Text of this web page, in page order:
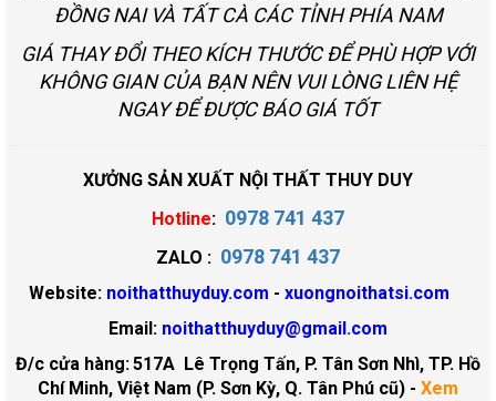
ĐỒNG NAI VÀ TẤT CÀ CÁC TỈNH PHÍA NAM
GIÁ THAY ĐỔI THEO KÍCH THƯỚC ĐỂ PHÙ HỢP VỚI
KHÔNG GIAN CỦA BẠN NÊN VUI LÒNG LIÊN HỆ
NGAY ĐỂ ĐƯỢC BÁO GIÁ TỐT
XƯỞNG SẢN XUẤT NỘI THẤT THUY DUY
Hotline: 0978 741 437
ZALO : 0978 741 437
Website: noithatthuyduy.com - xuongnoithatsi.com
Email: noithatthuyduy@gmail.com
Đ/c cửa hàng:517A Lê Trọng Tấn, P. Tân Sơn Nhì, TP. Hồ
Chí Minh, Việt Nam (P. Sơn Kỳ, Q. Tân Phú cũ) - Xem